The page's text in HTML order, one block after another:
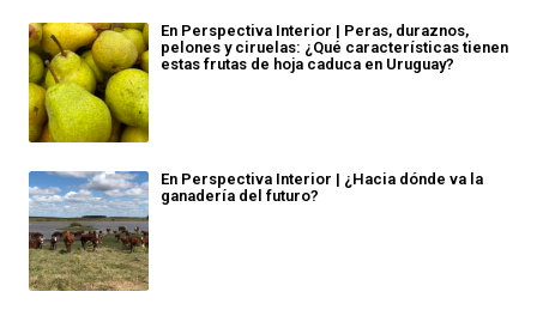
En Perspectiva Interior | Peras, duraznos,
pelones y ciruelas: ¿Qué características tienen
estas frutas de hoja caduca en Uruguay?
En Perspectiva Interior | ¿Hacia dónde va la
ganadería del futuro?